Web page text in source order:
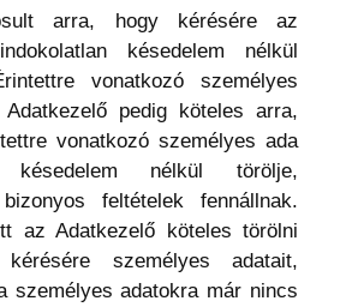
arra, hogy kérésére az
késedelem nélkül
vonatkozó személyes
pedig köteles arra,
vonatkozó személyes ada
késedelem nélkül törölje,
feltételek fennállnak.
az Adatkezelő köteles törölni
személyes adatait,
személyes adatokra már nincs